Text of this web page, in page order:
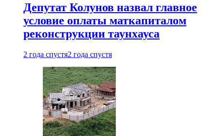
Депутат Колунов назвал главное
условие оплаты маткапиталом
реконструкции таунхауса
2 года спустя2 года спустя